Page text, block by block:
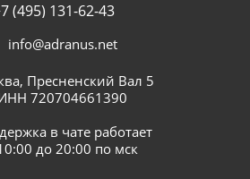
(495) 131-62-43
info@adranus.net
Пресненский Вал 5
720704661390
в чате работает
до 20:00 по мск